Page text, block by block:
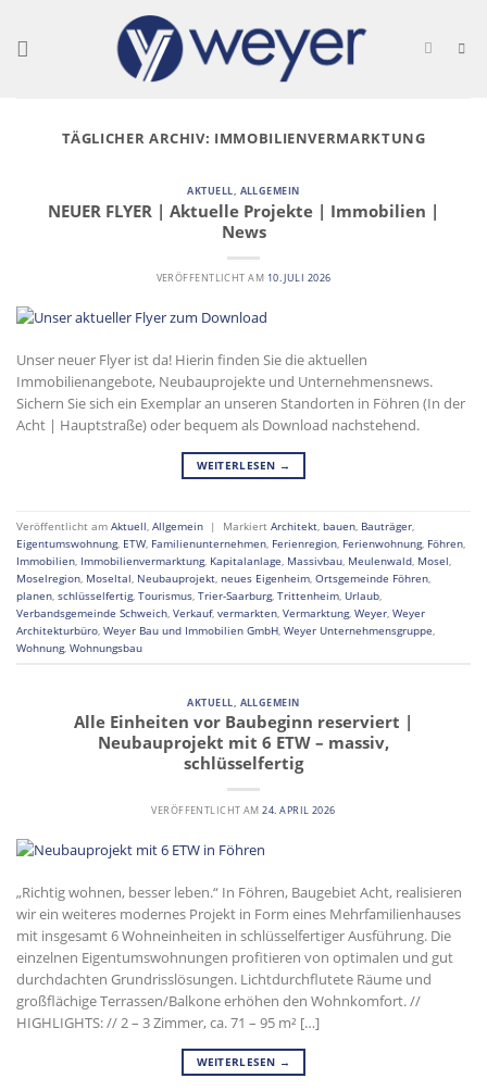
content
TÄGLICHER ARCHIV: IMMOBILIENVERMARKTUNG
AKTUELL, ALLGEMEIN
NEUER FLYER | Aktuelle Projekte | Immobilien |
News
VERÖFFENTLICHT AM 10. JULI 2026
Unser neuer Flyer ist da! Hierin finden Sie die aktuellen
Immobilienangebote, Neubauprojekte und Unternehmensnews.
Sichern Sie sich ein Exemplar an unseren Standorten in Föhren (In der
Acht | Hauptstraße) oder bequem als Download nachstehend.
WEITERLESEN →
Veröffentlicht am Aktuell Allgemein | Markiert Architekt bauen Bauträger
Eigentumswohnung, ETW Familienunternehmen Ferienregion Ferienwohnung, Föhren
Immobilien Immobilienvermarktung, Kapitalanlage Massivbau Meulenwald Mosel
Moselregion Moseltal Neubauprojekt neues Eigenheim Ortsgemeinde Föhren
planen schlüsselfertig, Tourismus Trier-Saarburg, Trittenheim Urlaub
Verbandsgemeinde Schweich Verkauf, vermarkten Vermarktung, Weyer Weyer
Architekturbüro Weyer Bau und Immobilien GmbH Weyer Unternehmensgruppe
Wohnung, Wohnungsbau
AKTUELL, ALLGEMEIN
Alle Einheiten vor Baubeginn reserviert |
Neubauprojekt mit 6 ETW – massiv,
schlüsselfertig
VERÖFFENTLICHT AM24. APRIL 2026
„Richtig wohnen, besser leben.“ In Föhren, Baugebiet Acht, realisieren
wir ein weiteres modernes Projekt in Form eines Mehrfamilienhauses
mit insgesamt 6 Wohneinheiten in schlüsselfertiger Ausführung. Die
einzelnen Eigentumswohnungen profitieren von optimalen und gut
durchdachten Grundrisslösungen. Lichtdurchflutete Räume und
großflächige Terrassen/Balkone erhöhen den Wohnkomfort. //
HIGHLIGHTS: // 2 – 3 Zimmer, ca. 71 – 95 m² […]
WEITERLESEN →